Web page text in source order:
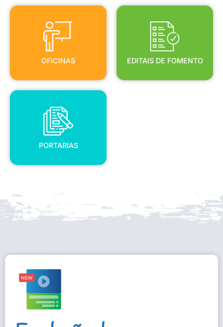
OFICINAS
OFICINAS
EDITAIS DE FOMENTO
EDITAIS DE FOMENTO
PORTARIAS
PORTARIAS